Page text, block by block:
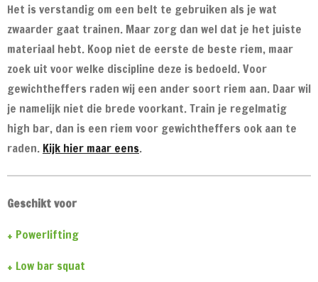
Het is verstandig om een belt te gebruiken als je wat
zwaarder gaat trainen. Maar zorg dan wel dat je het juiste
materiaal hebt. Koop niet de eerste de beste riem, maar
zoek uit voor welke discipline deze is bedoeld. Voor
gewichtheffers raden wij een ander soort riem aan. Daar wil
je namelijk niet die brede voorkant. Train je regelmatig
high bar, dan is een riem voor gewichtheffers ook aan te
raden. Kijk hier maar eens.
Geschikt voor
+ Powerlifting
+ Low bar squat